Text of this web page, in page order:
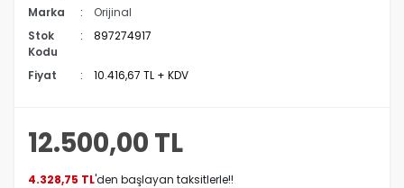
Marka
Orijinal
Stok
Kodu
897274917
Fiyat 10.416,67 TL + KDV
12.500,00 TL
4.328,75 TL'den başlayan taksitlerle!!